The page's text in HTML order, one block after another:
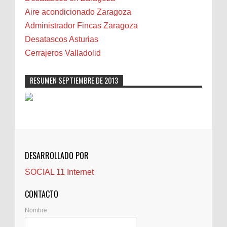
Camareta
Cáncer
Carmela Sauras
Carnavales
Castellón
Cerrajeros
Cocinas
Comentarios de la afición
Controller Zaragoza
Córdoba
Aire acondicionado Zaragoza
Administrador Fincas Zaragoza
Desatascos Asturias
Cerrajeros Valladolid
RESUMEN SEPTIEMBRE DE 2013
DESARROLLADO POR
SOCIAL 11 Internet
CONTACTO
Nombre